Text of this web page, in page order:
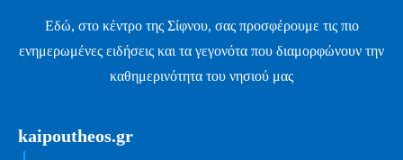
Εδώ, στο κέντρο της Σίφνου, σας προσφέρουμε τις πιο
ενημερωμένες ειδήσεις και τα γεγονότα που διαμορφώνουν την
καθημερινότητα του νησιού μας
kaipoutheos.gr